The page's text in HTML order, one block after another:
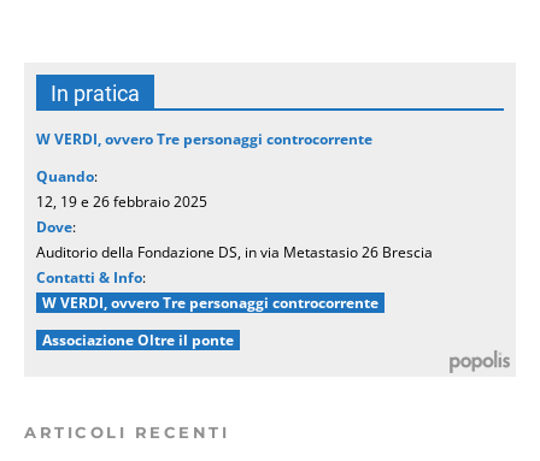
In pratica
W VERDI, ovvero Tre personaggi controcorrente
Quando:
12, 19 e 26 febbraio 2025
Dove:
Auditorio della Fondazione DS, in via Metastasio 26 Brescia
Contatti & Info:
W VERDI, ovvero Tre personaggi controcorrente
Associazione Oltre il ponte
ARTICOLI RECENTI